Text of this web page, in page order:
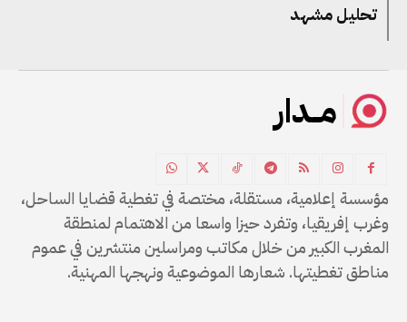
تحليل مشهد
مــدار
مؤسسة إعلامية، مستقلة، مختصة في تغطية قضايا الساحل،
وغرب إفريقيا، وتفرد حيزا واسعا من الاهتمام لمنطقة
المغرب الكبير من خلال مكاتب ومراسلين منتشرين في عموم
مناطق تغطيتها. شعارها الموضوعية ونهجها المهنية.